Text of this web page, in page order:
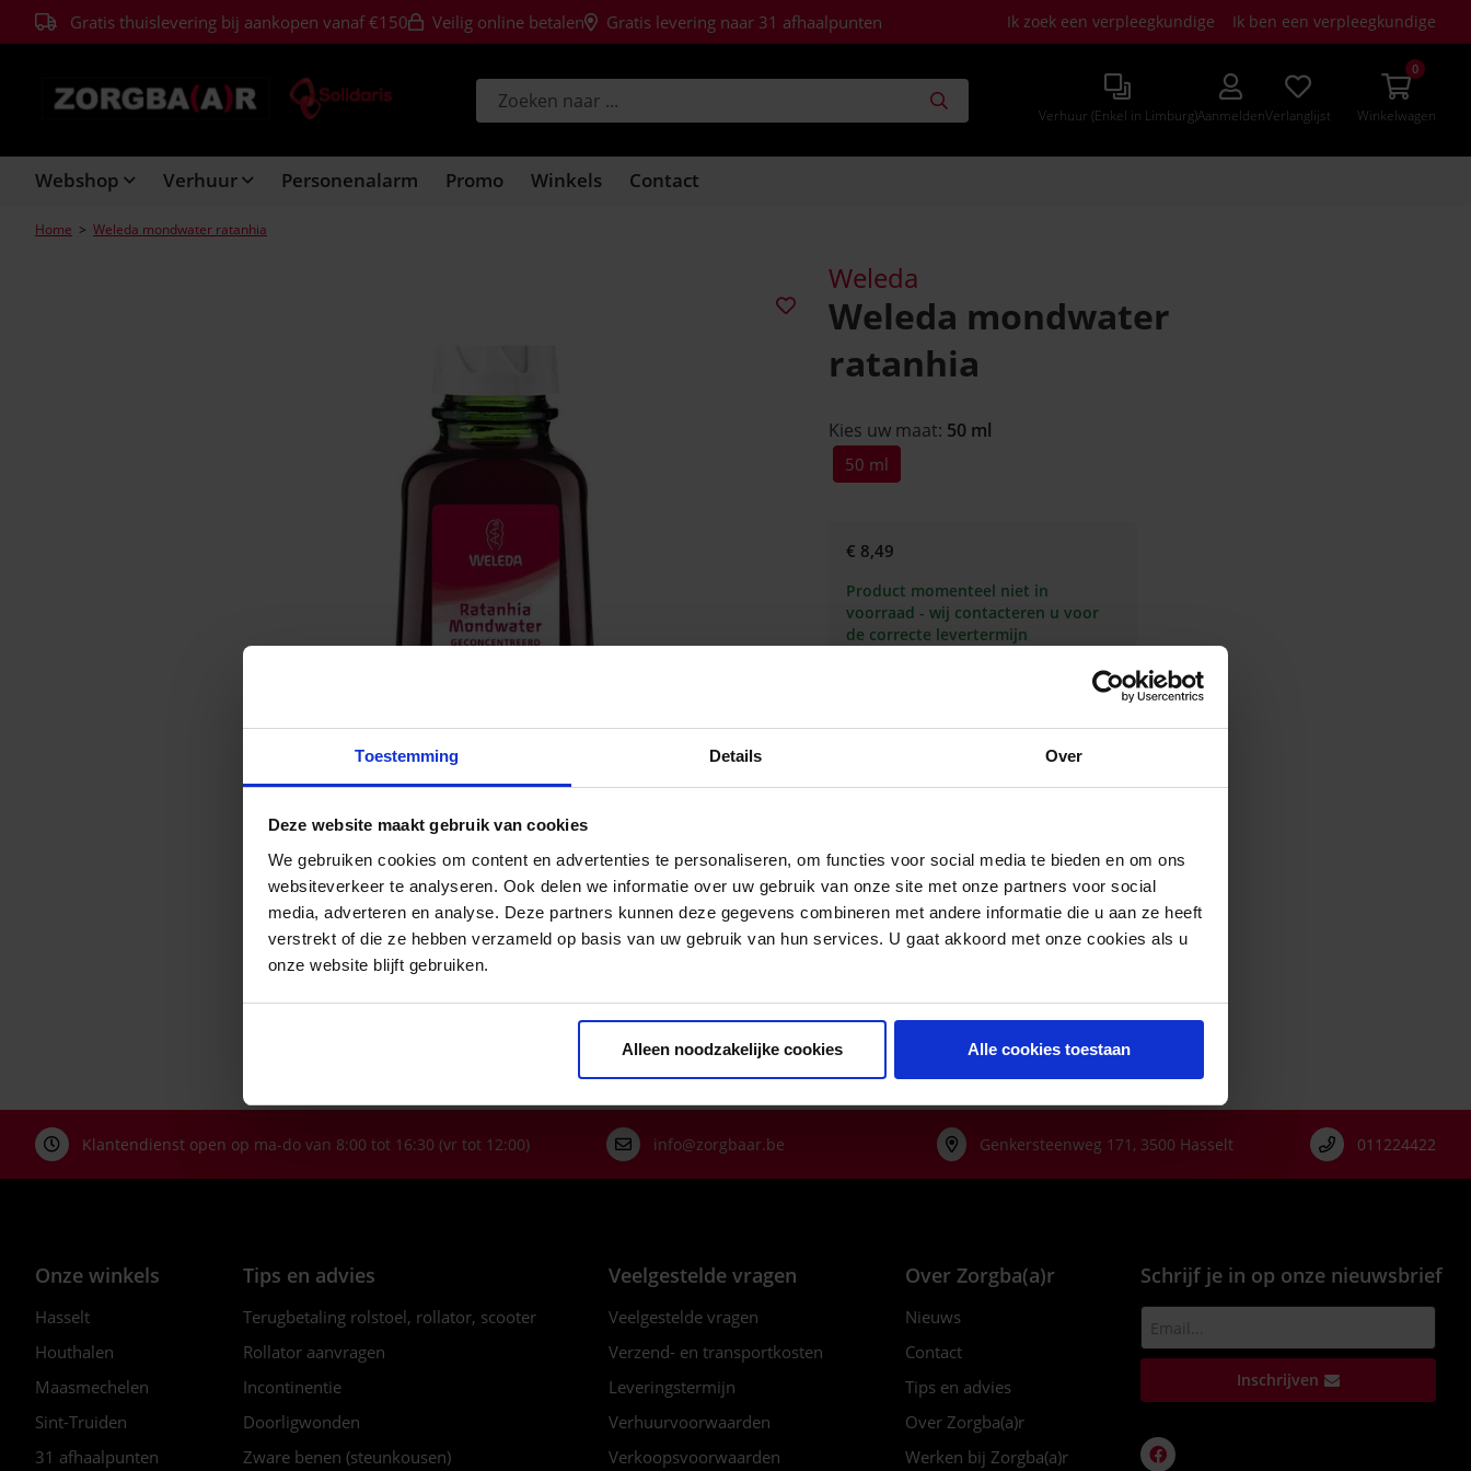
Toestemming Details Over
Deze website maakt gebruik van cookies
We gebruiken cookies om content en advertenties te personaliseren, om functies voor social media te bieden en om ons
websiteverkeer te analyseren. Ook delen we informatie over uw gebruik van onze site met onze partners voor social
media, adverteren en analyse. Deze partners kunnen deze gegevens combineren met andere informatie die u aan ze heeft
verstrekt of die ze hebben verzameld op basis van uw gebruik van hun services. U gaat akkoord met onze cookies als u
onze website blijft gebruiken.
Alleen noodzakelijke cookies Alle cookies toestaan
Gratis thuislevering bij aankopen vanaf €150 Veilig online betalen Gratis levering naar 31 afhaalpunten Ik zoek een verpleegkundige Ik ben een verpleegkundige
Verhuur (Enkel in Limburg)AanmeldenVerlanglijst Winkelwagen
0
Webshop Verhuur Personenalarm Promo Winkels Contact
Home > Weleda mondwater ratanhia
Weleda
Weleda mondwater
ratanhia
Kies uw maat: 50 ml
50 ml
€ 8,49
Product momenteel niet in
voorraad - wij contacteren u voor
de correcte levertermijn
Natuurlijke mondverzorging, reinigt en verfrist.
Houdt tanden en tandvlees gezond en sterk
Zorgt voor een evenwichtige mondflora
Klantendienst open op ma-do van 8:00 tot 16:30 (vr tot 12:00) info@zorgbaar.be Genkersteenweg 171, 3500 Hasselt 011224422
Onze winkels
Hasselt
Houthalen
Maasmechelen
Sint-Truiden
31 afhaalpunten
Tips en advies
Terugbetaling rolstoel, rollator, scooter
Rollator aanvragen
Incontinentie
Doorligwonden
Zware benen (steunkousen)
Veelgestelde vragen
Veelgestelde vragen
Verzend- en transportkosten
Leveringstermijn
Verhuurvoorwaarden
Verkoopsvoorwaarden
Over Zorgba(a)r
Nieuws
Contact
Tips en advies
Over Zorgba(a)r
Werken bij Zorgba(a)r
Schrijf je in op onze nieuwsbrief
Inschrijven